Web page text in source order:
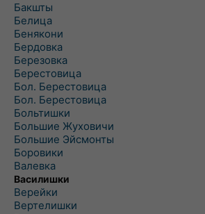
Бакшты
Белица
Бенякони
Бердовка
Березовка
Берестовица
Бол. Берестовица
Бол. Берестовица
Больтишки
Большие Жуховичи
Большие Эйсмонты
Боровики
Валевка
Василишки
Верейки
Вертелишки